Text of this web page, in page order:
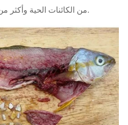
من الكائنات الحية وأكثر من الأنواع قد تلوثت بالبلاستيك.